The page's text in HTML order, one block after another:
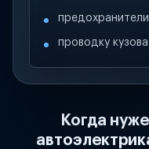
проводку
Когда